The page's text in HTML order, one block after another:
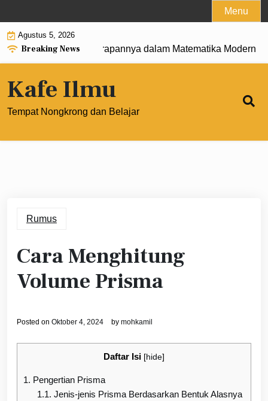
to
content
Menu
Agustus 5, 2026
Breaking News
dan Penerapannya dalam Matematika Modern |
Kafe Ilmu
Tempat Nongkrong dan Belajar
Rumus
Cara Menghitung
Volume Prisma
Posted on Oktober 4, 2024 by mohkamil
Daftar Isi [hide]
1. Pengertian Prisma
1.1. Jenis-jenis Prisma Berdasarkan Bentuk Alasnya